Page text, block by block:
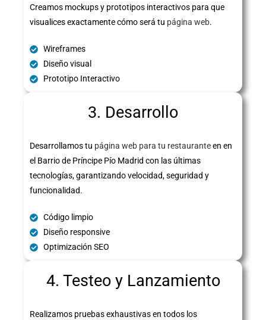
Creamos mockups y prototipos interactivos para que
visualices exactamente cómo será tu página web.
Wireframes
Diseño visual
Prototipo Interactivo
3. Desarrollo
Desarrollamos tu página web para tu restauranteen en
el Barrio de Príncipe Pío Madrid con las últimas
tecnologías, garantizando velocidad, seguridad y
funcionalidad.
Código limpio
Diseño responsive
Optimización SEO
4. Testeo y Lanzamiento
Realizamos pruebas exhaustivas en todos los